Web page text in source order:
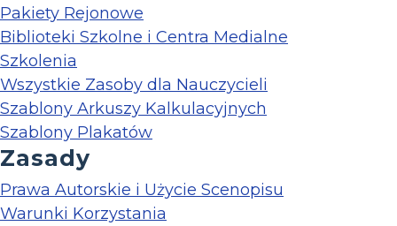
Pakiety Rejonowe
Biblioteki Szkolne i Centra Medialne
Szkolenia
Wszystkie Zasoby dla Nauczycieli
Szablony Arkuszy Kalkulacyjnych
Szablony Plakatów
Zasady
Prawa Autorskie i Użycie Scenopisu
Warunki Korzystania